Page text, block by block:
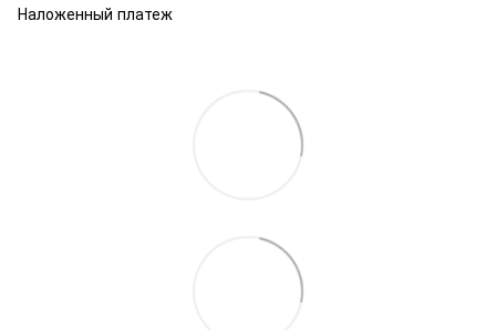
Наложенный платеж